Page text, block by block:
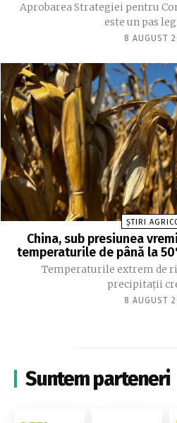
Aprobarea Strategiei pentru
este un pas
8 AUGUST
ȘTIRI
China, sub presiunea
temperaturile de până la
Temperaturile extrem de
precipitații
8 AUGUST
Suntem parteneri